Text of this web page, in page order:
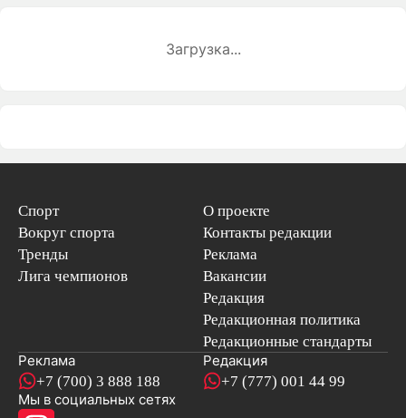
Загрузка...
Спорт
Вокруг спорта
Тренды
Лига чемпионов
О проекте
Контакты редакции
Реклама
Вакансии
Редакция
Редакционная политика
Редакционные стандарты
Реклама
+7 (700) 3 888 188
Редакция
+7 (777) 001 44 99
Мы в социальных сетях